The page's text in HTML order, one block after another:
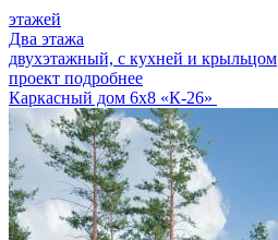
этажей
Два этажа
двухэтажный, с кухней и крыльцом
проект подробнее
Каркасный дом 6х8 «К-26»